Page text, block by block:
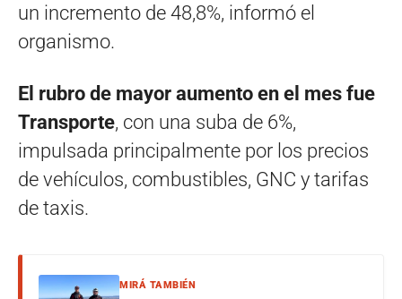
un incremento de 48,8%, informó el
organismo.
El rubro de mayor aumento en el mes fue
Transporte, con una suba de 6%,
impulsada principalmente por los precios
de vehículos, combustibles, GNC y tarifas
de taxis.
MIRÁ TAMBIÉN